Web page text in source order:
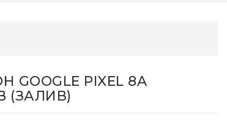
PIXEL 8A
(ЗАЛИВ)